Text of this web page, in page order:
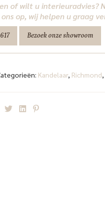
of wilt u interieuradvies?
op, wij helpen u graag
Bezoek onze showroom
Kandelaar, Richmond,